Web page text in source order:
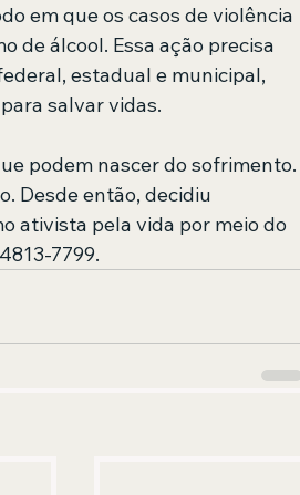
em que os casos de violência
de álcool. Essa ação precisa
estadual e municipal,
salvar vidas.
podem nascer do sofrimento.
Desde então, decidiu
ativista pela vida por meio do
7799.